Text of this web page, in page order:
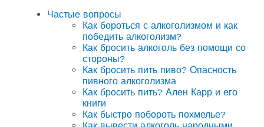
Частые вопросы
Как бороться с алкоголизмом и как
победить алкоголизм?
Как бросить алкоголь без помощи со
стороны?
Как бросить пить пиво? Опасность
пивного алкоголизма
Как бросить пить? Ален Карр и его
книги
Как быстро побороть похмелье?